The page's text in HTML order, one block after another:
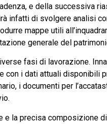
e della successiva
infatti di svolgere analisi
mappe utili
generale del
fasi di lavorazione.
con i dati attuali disponibili
i documenti per
e la precisa composizione